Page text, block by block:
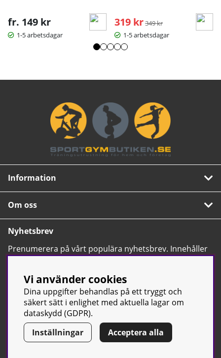
fr. 149 kr
1-5 arbetsdagar
319 kr Ordinarie pris:
349 kr
1-5 arbetsdagar
Information
Om oss
Nyhetsbrev
Prenumerera på vårt populära nyhetsbrev. Innehåller
tips, nyheter och våra allra bästa erbjudanden.
© Sport & Gym Butiken JTC AB | Kontakta oss| All rights reserved
| Org.nr: 556668-7058 | Tel: 0500-42 87 00
Vi använder cookies
Dina uppgifter behandlas på ett tryggt och
säkert sätt i enlighet med aktuella lagar om
dataskydd (GDPR).
Inställningar
Acceptera alla